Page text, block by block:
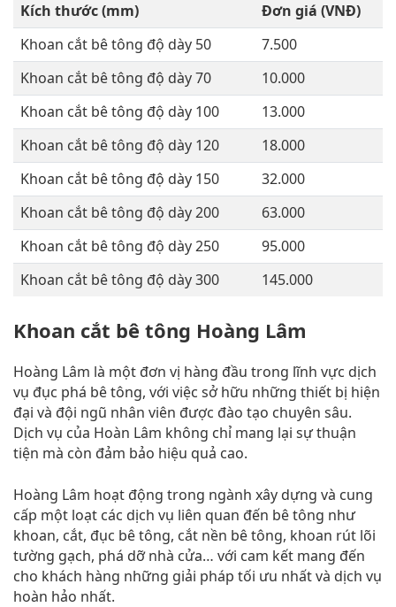
Kích thước (mm)
Đơn giá (VNĐ)
Khoan cắt bê tông độ dày 50
7.500
Khoan cắt bê tông độ dày 70
10.000
Khoan cắt bê tông độ dày 100
13.000
Khoan cắt bê tông độ dày 120
18.000
Khoan cắt bê tông độ dày 150
32.000
Khoan cắt bê tông độ dày 200
63.000
Khoan cắt bê tông độ dày 250
95.000
Khoan cắt bê tông độ dày 300
145.000
Khoan cắt bê tông Hoàng Lâm
Hoàng Lâm là một đơn vị hàng đầu trong lĩnh vực dịch
vụ đục phá bê tông, với việc sở hữu những thiết bị hiện
đại và đội ngũ nhân viên được đào tạo chuyên sâu.
Dịch vụ của Hoàn Lâm không chỉ mang lại sự thuận
tiện mà còn đảm bảo hiệu quả cao.
Hoàng Lâm hoạt động trong ngành xây dựng và cung
cấp một loạt các dịch vụ liên quan đến bê tông như
khoan, cắt, đục bê tông, cắt nền bê tông, khoan rút lõi
tường gạch, phá dỡ nhà cửa… với cam kết mang đến
cho khách hàng những giải pháp tối ưu nhất và dịch vụ
hoàn hảo nhất.